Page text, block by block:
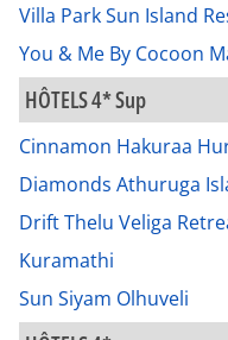
Villa Park Sun Island
You & Me By Cocoon
HÔTELS 4* Sup
Cinnamon Hakuraa
Diamonds Athuruga
Drift Thelu Veliga
Kuramathi
Sun Siyam Olhuveli